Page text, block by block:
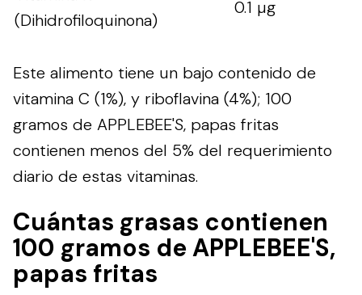
(Dihidrofiloquinona)
0.1 µg
Este alimento tiene un bajo contenido de
vitamina C (1%), y riboflavina (4%); 100
gramos de APPLEBEE'S, papas fritas
contienen menos del 5% del requerimiento
diario de estas vitaminas.
Cuántas grasas contienen
100 gramos de APPLEBEE'S,
papas fritas